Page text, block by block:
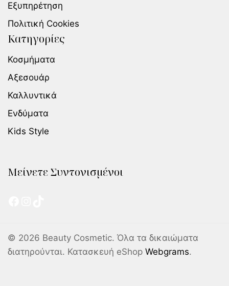
Εξυπηρέτηση
Πολιτική Cookies
Κατηγορίες
Κοσμήματα
Αξεσουάρ
Καλλυντικά
Ενδύματα
Kids Style
Μείνετε Συντονισμένοι
© 2026 Beauty Cosmetic. Όλα τα δικαιώματα
διατηρούνται. Κατασκευή eShop Webgrams.